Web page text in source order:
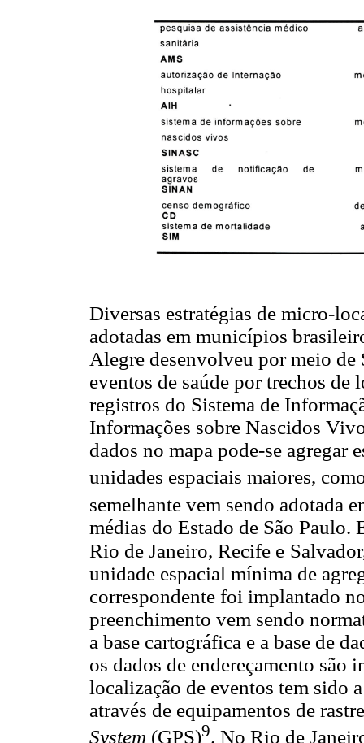
Diversas estratégias de micro-
adotadas em municípios
Alegre desenvolveu por meio de
eventos de saúde por trechos de
registros do Sistema de
Informações sobre Nascidos
dados no mapa pode-se agregar
unidades espaciais maiores,
semelhante vem sendo adotada
médias do Estado de São
Rio de Janeiro, Recife e
unidade espacial mínima de
correspondente foi implantado
preenchimento vem sendo
a base cartográfica e a base de
os dados de endereçamento são
localização de eventos tem sido
através de equipamentos de
System (GPS)9. No Rio de